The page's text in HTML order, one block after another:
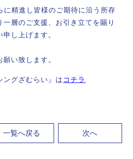
に精進し皆様のご期待に沿う所存
層のご支援、お引き立てを賜り
し上げます。
い致します。
グざむらい』は コチラ
一覧へ戻る 次へ